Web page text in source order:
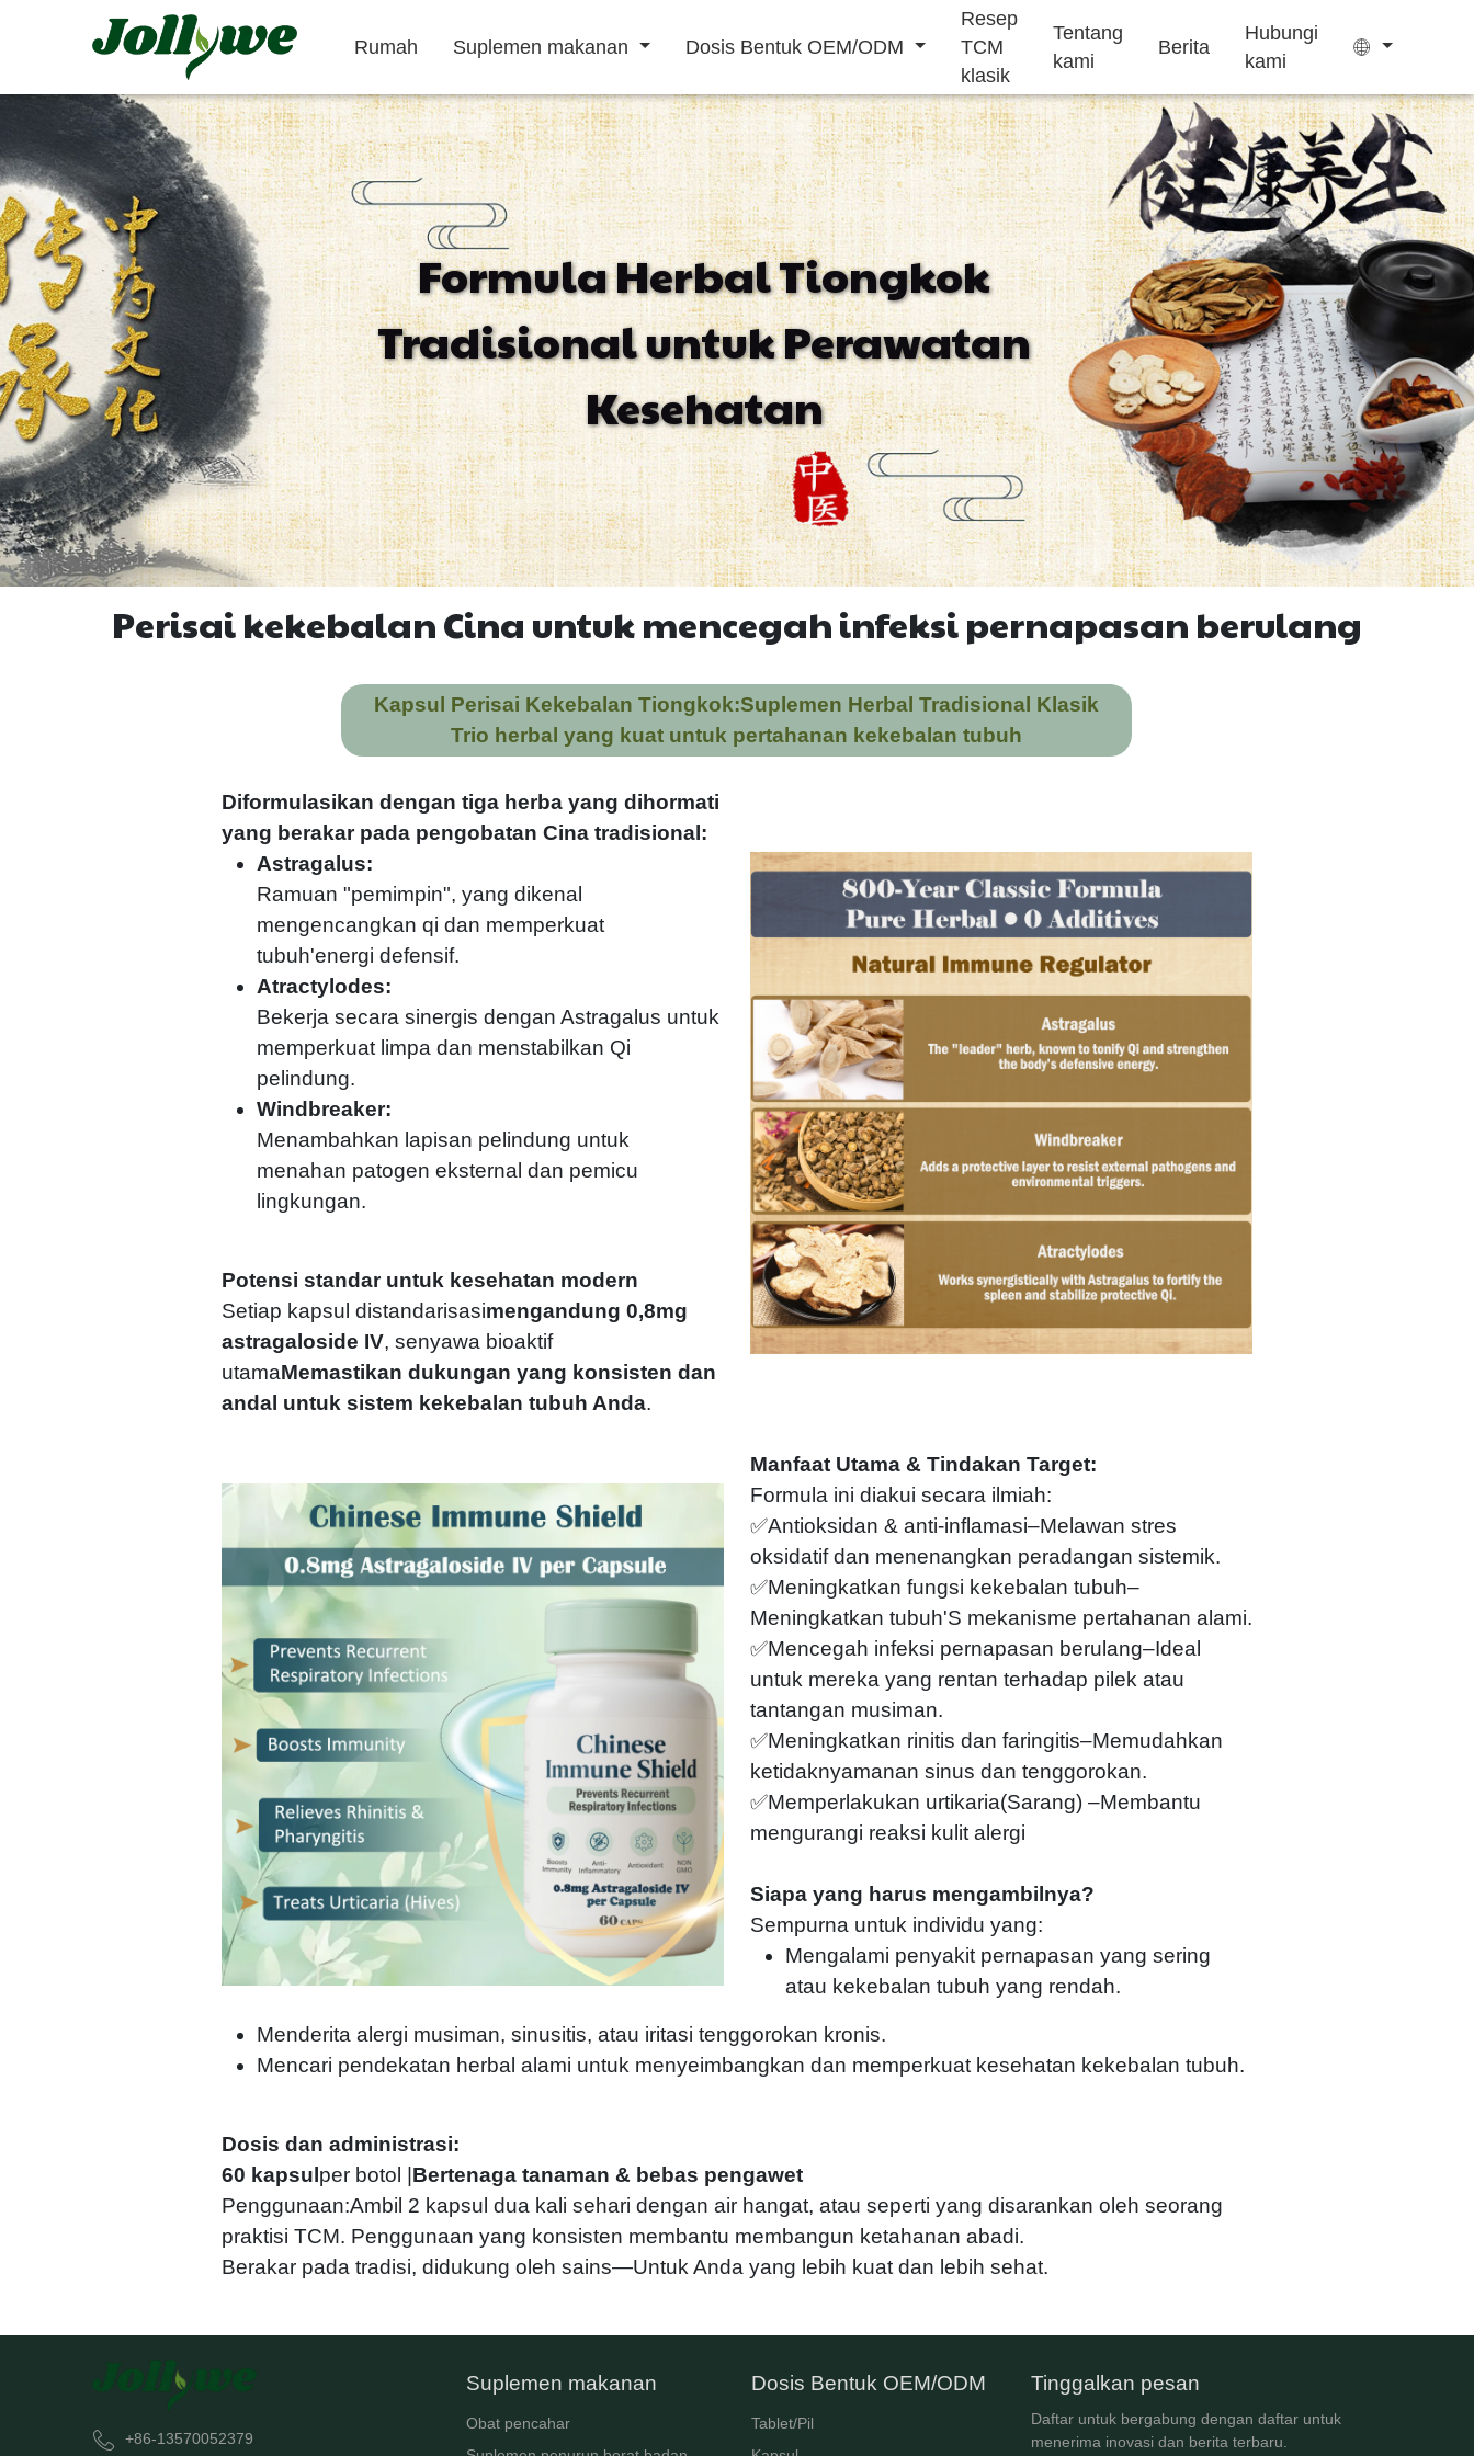
Rumah Suplemen makanan Dosis Bentuk OEM/ODM
Resep
TCM
klasik
Tentang
kami
Berita
Hubungi
kami
Obat pencahar
Suplemen
penurun berat
badan
Suplemen
Kecantikan
Meningkatkan
imun tubuh
Makanan
penambah
stamina pria
Mencegah
penyakit
kardiovaskular
Pengobatan
insomnia
Suplemen
pertumbuhan
Kue Ejiao
Tablet/Pil Kapsul Bubuk minuman Minuman cair Kantong teh Permen kenyal
Formula Herbal Tiongkok
Tradisional untuk Perawatan
Kesehatan
Perisai kekebalan Cina untuk mencegah infeksi pernapasan berulang
Kapsul Perisai Kekebalan Tiongkok:Suplemen Herbal Tradisional Klasik
Trio herbal yang kuat untuk pertahanan kekebalan tubuh
Diformulasikan dengan tiga herba yang dihormati
yang berakar pada pengobatan Cina tradisional:
Astragalus:
Ramuan "pemimpin", yang dikenal
mengencangkan qi dan memperkuat
tubuh'energi defensif.
Atractylodes:
Bekerja secara sinergis dengan Astragalus untuk
memperkuat limpa dan menstabilkan Qi
pelindung.
Windbreaker:
Menambahkan lapisan pelindung untuk
menahan patogen eksternal dan pemicu
lingkungan.
Potensi standar untuk kesehatan modern
Setiap kapsul distandarisasimengandung 0,8mg
astragaloside IV, senyawa bioaktif
utamaMemastikan dukungan yang konsisten dan
andal untuk sistem kekebalan tubuh Anda.
Manfaat Utama & Tindakan Target:
Formula ini diakui secara ilmiah:
✅Antioksidan & anti-inflamasi–Melawan stres
oksidatif dan menenangkan peradangan sistemik.
✅Meningkatkan fungsi kekebalan tubuh–
Meningkatkan tubuh'S mekanisme pertahanan alami.
✅Mencegah infeksi pernapasan berulang–Ideal
untuk mereka yang rentan terhadap pilek atau
tantangan musiman.
✅Meningkatkan rinitis dan faringitis–Memudahkan
ketidaknyamanan sinus dan tenggorokan.
✅Memperlakukan urtikaria(Sarang) –Membantu
mengurangi reaksi kulit alergi
Siapa yang harus mengambilnya?
Sempurna untuk individu yang:
Mengalami penyakit pernapasan yang sering
atau kekebalan tubuh yang rendah.
Menderita alergi musiman, sinusitis, atau iritasi tenggorokan kronis.
Mencari pendekatan herbal alami untuk menyeimbangkan dan memperkuat kesehatan kekebalan tubuh.
Dosis dan administrasi:
60 kapsulper botol |Bertenaga tanaman & bebas pengawet
Penggunaan:Ambil 2 kapsul dua kali sehari dengan air hangat, atau seperti yang disarankan oleh seorang
praktisi TCM. Penggunaan yang konsisten membantu membangun ketahanan abadi.
Berakar pada tradisi, didukung oleh sains—Untuk Anda yang lebih kuat dan lebih sehat.
+86-13570052379
Suplemen makanan
Obat pencahar
Dosis Bentuk OEM/ODM
Tablet/Pil
Tinggalkan pesan
Daftar untuk bergabung dengan daftar untuk
menerima inovasi dan berita terbaru.